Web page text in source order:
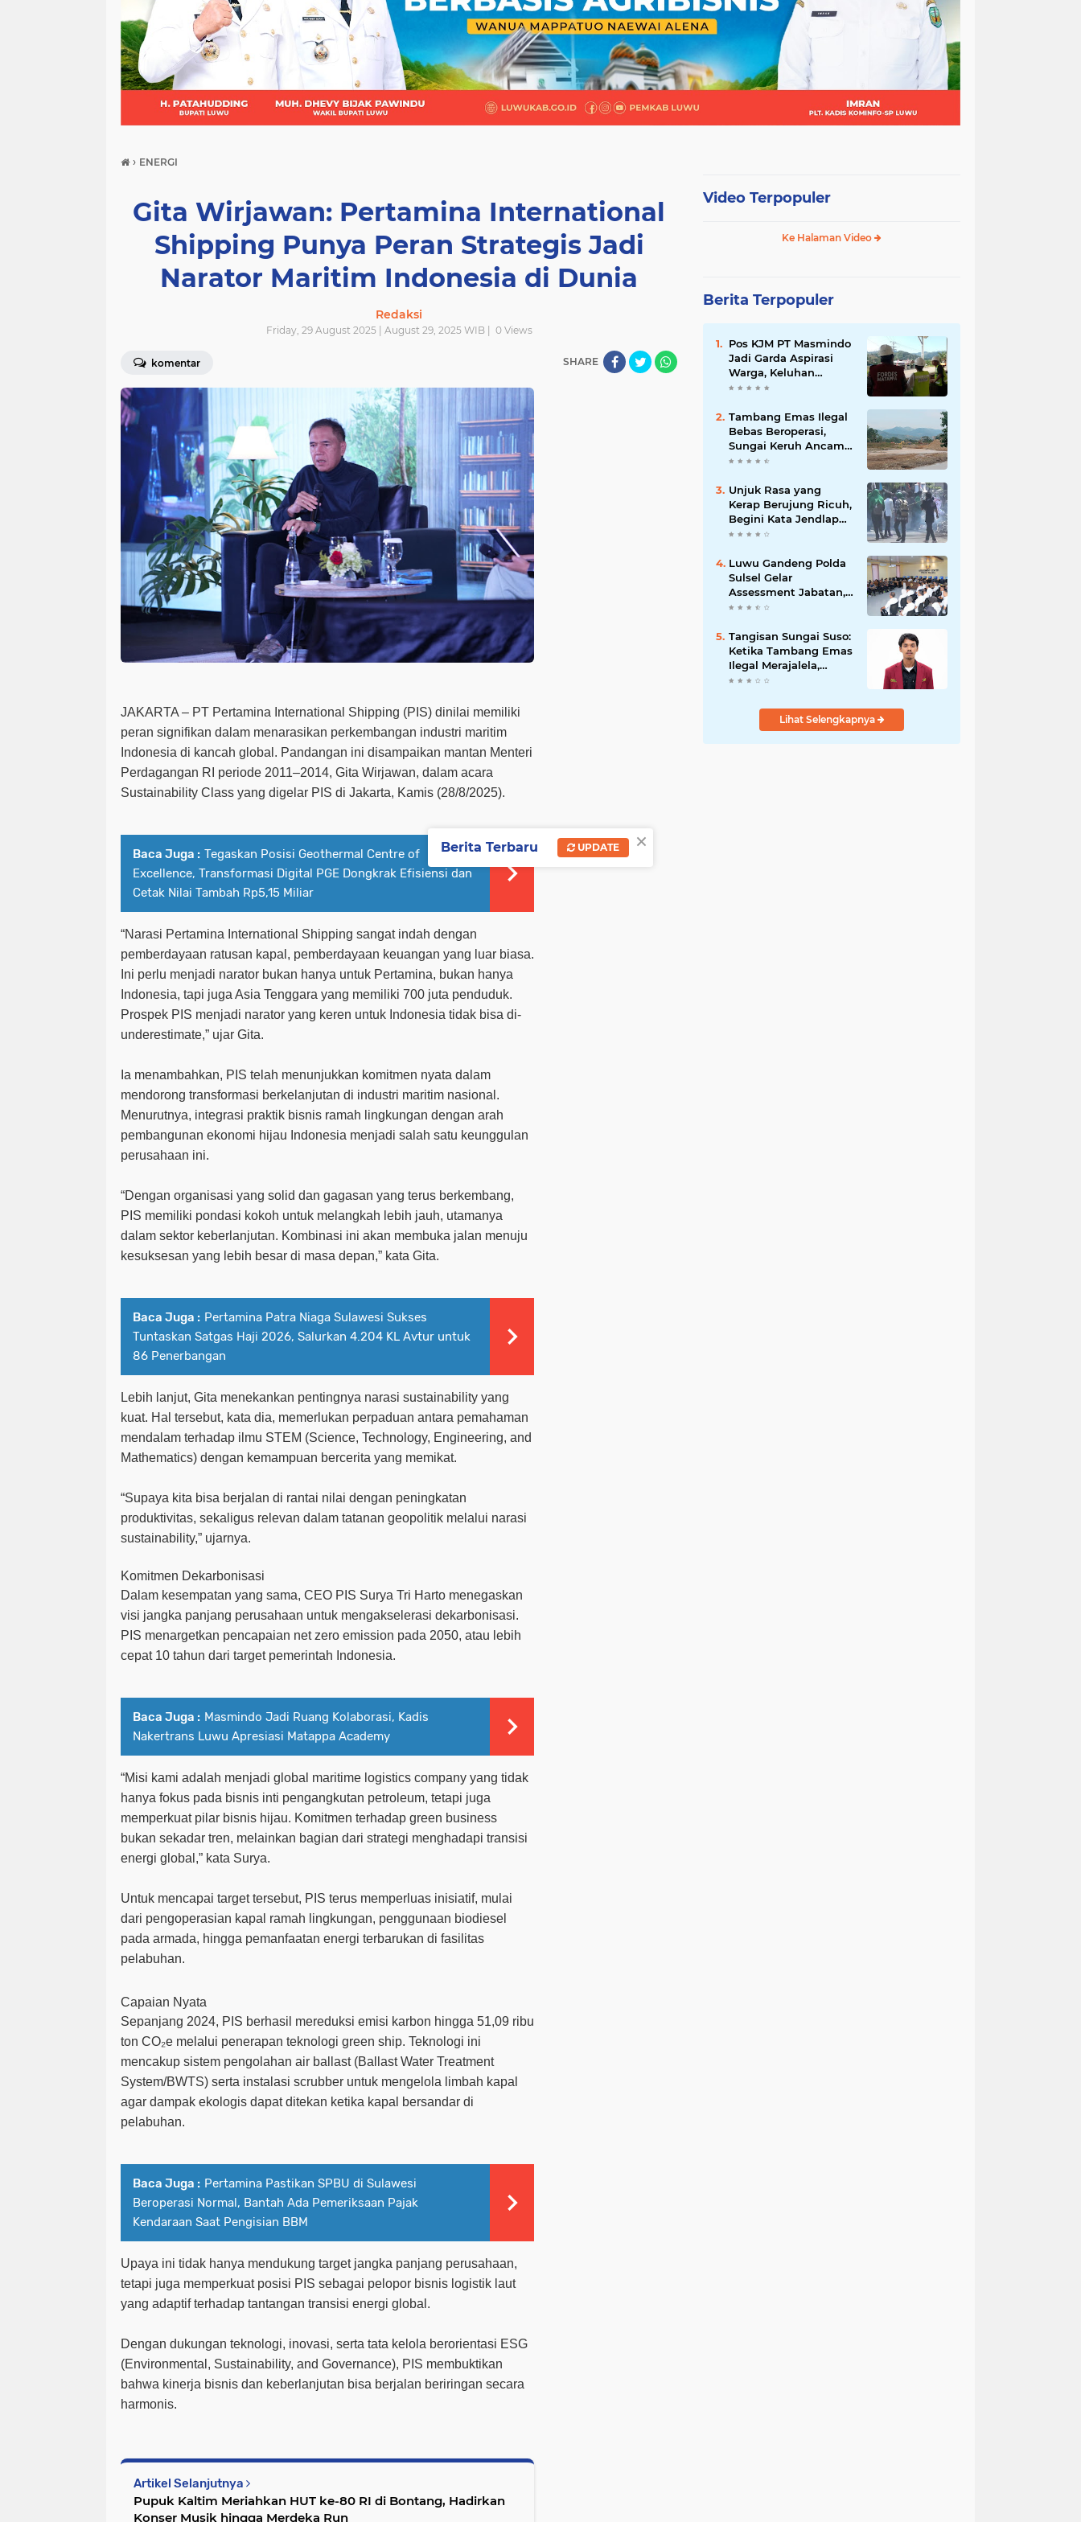
(21) (9) (7)
› ENERGI
Gita Wirjawan: Pertamina International
Shipping Punya Peran Strategis Jadi
Narator Maritim Indonesia di Dunia
Redaksi
Friday, 29 August 2025 | August 29, 2025 WIB | 0Views
komentar SHARE
JAKARTA – PT Pertamina International Shipping (PIS) dinilai memiliki
peran signifikan dalam menarasikan perkembangan industri maritim
Indonesia di kancah global. Pandangan ini disampaikan mantan Menteri
Perdagangan RI periode 2011–2014, Gita Wirjawan, dalam acara
Sustainability Class yang digelar PIS di Jakarta, Kamis (28/8/2025).
Baca Juga : Tegaskan Posisi Geothermal Centre of
Excellence, Transformasi Digital PGE Dongkrak Efisiensi dan
Cetak Nilai Tambah Rp5,15 Miliar
“Narasi Pertamina International Shipping sangat indah dengan
pemberdayaan ratusan kapal, pemberdayaan keuangan yang luar biasa.
Ini perlu menjadi narator bukan hanya untuk Pertamina, bukan hanya
Indonesia, tapi juga Asia Tenggara yang memiliki 700 juta penduduk.
Prospek PIS menjadi narator yang keren untuk Indonesia tidak bisa di-
underestimate,” ujar Gita.
Ia menambahkan, PIS telah menunjukkan komitmen nyata dalam
mendorong transformasi berkelanjutan di industri maritim nasional.
Menurutnya, integrasi praktik bisnis ramah lingkungan dengan arah
pembangunan ekonomi hijau Indonesia menjadi salah satu keunggulan
perusahaan ini.
“Dengan organisasi yang solid dan gagasan yang terus berkembang,
PIS memiliki pondasi kokoh untuk melangkah lebih jauh, utamanya
dalam sektor keberlanjutan. Kombinasi ini akan membuka jalan menuju
kesuksesan yang lebih besar di masa depan,” kata Gita.
Baca Juga : Pertamina Patra Niaga Sulawesi Sukses
Tuntaskan Satgas Haji 2026, Salurkan 4.204 KL Avtur untuk
86 Penerbangan
Lebih lanjut, Gita menekankan pentingnya narasi sustainability yang
kuat. Hal tersebut, kata dia, memerlukan perpaduan antara pemahaman
mendalam terhadap ilmu STEM (Science, Technology, Engineering, and
Mathematics) dengan kemampuan bercerita yang memikat.
“Supaya kita bisa berjalan di rantai nilai dengan peningkatan
produktivitas, sekaligus relevan dalam tatanan geopolitik melalui narasi
sustainability,” ujarnya.
Komitmen Dekarbonisasi
Dalam kesempatan yang sama, CEO PIS Surya Tri Harto menegaskan
visi jangka panjang perusahaan untuk mengakselerasi dekarbonisasi.
PIS menargetkan pencapaian net zero emission pada 2050, atau lebih
cepat 10 tahun dari target pemerintah Indonesia.
Baca Juga : Masmindo Jadi Ruang Kolaborasi, Kadis
Nakertrans Luwu Apresiasi Matappa Academy
“Misi kami adalah menjadi global maritime logistics company yang tidak
hanya fokus pada bisnis inti pengangkutan petroleum, tetapi juga
memperkuat pilar bisnis hijau. Komitmen terhadap green business
bukan sekadar tren, melainkan bagian dari strategi menghadapi transisi
energi global,” kata Surya.
Untuk mencapai target tersebut, PIS terus memperluas inisiatif, mulai
dari pengoperasian kapal ramah lingkungan, penggunaan biodiesel
pada armada, hingga pemanfaatan energi terbarukan di fasilitas
pelabuhan.
Capaian Nyata
Sepanjang 2024, PIS berhasil mereduksi emisi karbon hingga 51,09 ribu
ton CO₂e melalui penerapan teknologi green ship. Teknologi ini
mencakup sistem pengolahan air ballast (Ballast Water Treatment
System/BWTS) serta instalasi scrubber untuk mengelola limbah kapal
agar dampak ekologis dapat ditekan ketika kapal bersandar di
pelabuhan.
Baca Juga : Pertamina Pastikan SPBU di Sulawesi
Beroperasi Normal, Bantah Ada Pemeriksaan Pajak
Kendaraan Saat Pengisian BBM
Upaya ini tidak hanya mendukung target jangka panjang perusahaan,
tetapi juga memperkuat posisi PIS sebagai pelopor bisnis logistik laut
yang adaptif terhadap tantangan transisi energi global.
Dengan dukungan teknologi, inovasi, serta tata kelola berorientasi ESG
(Environmental, Sustainability, and Governance), PIS membuktikan
bahwa kinerja bisnis dan keberlanjutan bisa berjalan beriringan secara
harmonis.
Artikel Selanjutnya
Pupuk Kaltim Meriahkan HUT ke-80 RI di Bontang, Hadirkan
Konser Musik hingga Merdeka Run
Video Terpopuler
Ke Halaman Video
Berita Terpopuler
Pos KJM PT Masmindo
Jadi Garda Aspirasi
Warga, Keluhan
Ditangani Maksimal
Tambang Emas Ilegal
Bebas Beroperasi,
Sungai Keruh Ancam
Sawah dan Air Bersih
Unjuk Rasa yang
Kerap Berujung Ricuh,
Begini Kata Jendlap
API
Luwu Gandeng Polda
Sulsel Gelar
Assessment Jabatan,
Perkuat Penempatan
Kompetensi
Tangisan Sungai Suso:
Ketika Tambang Emas
Ilegal Merajalela,
Negara Seolah
Lihat Selengkapnya
×
Berita Terbaru UPDATE